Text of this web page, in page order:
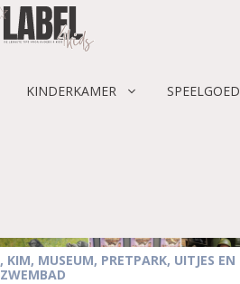
KINDERKAMER SPEELGOED
, KIM, MUSEUM, PRETPARK, UITJES EN
ZWEMBAD